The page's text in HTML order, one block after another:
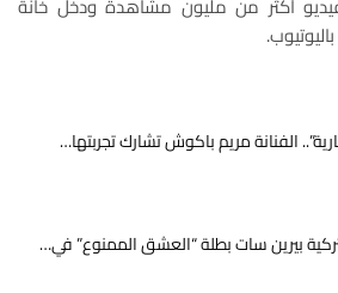
أكثر من مليون مشاهدة ودخل خانة
الفنانة مريم باكوش تشارك تجربتها…
بيرين سات بطلة “العشق الممنوع” في…